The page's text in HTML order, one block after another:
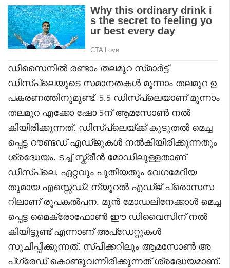
ഡിസൈനിൽ രണ്ടാം തലമുറ സ്‌മാർട്ട്
ഡിസ്‌പ്ലെയുടെ സമാനതകൾ മൂന്നാം തലമുറ ഉ
പകരണത്തിനുമുണ്ട്. 5.5 ഡിസ്‌പ്ലെയാണ് മൂന്നാം
തലമുറ എക്കോ ഷോ 5ന് ആമസോൺ നൽ
കിയിരിക്കുന്നത്. ഡിസ്‌പ്ലെയ്‌ക്ക് കൂടുതൽ മെച്ച
പ്പെട്ട റൗണ്ടഡ് എഡ്‌ജുകൾ നൽകിയിരിക്കുന്നതും
ശ്രദ്ധേയം. ടച്ച് സ്ക്രീൻ മോഡിലുള്ളതാണ്
ഡിസ്‌പ്ലെ. ഏറ്റവും പുതിയതും വേഗമേറിയ
തുമായ എസ്സെഡ്2 ന്യൂറൽ എഡ്‌ജ് പ്രൊസസ
റിലാണ് രൂപകൽപന. മുൻ മോഡലിനേക്കാൾ മെച്ച
പ്പെട്ട മൈക്രോഫോൺ ഈ ഡിവൈസിന് നൽ
കിയിട്ടുണ്ട് എന്നാണ് അപ്‌ഡേറ്റുകൾ
സൂചിപ്പിക്കുന്നത്. സ്‌പീക്കറിലും ആമസോൺ അ
പ്‌ഗ്രേഡ് കൊണ്ടുവന്നിരിക്കുന്നത് ശ്രദ്ധേയമാണ്.